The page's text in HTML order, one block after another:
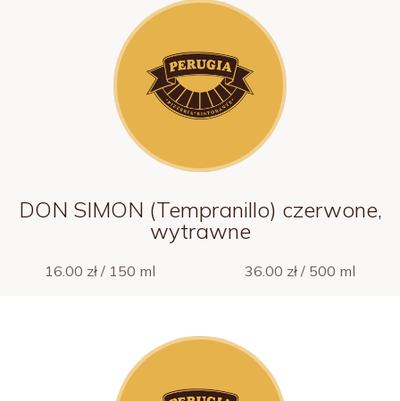
DON SIMON (Tempranillo) czerwone,
wytrawne
16.00 zł / 150 ml 36.00 zł / 500 ml